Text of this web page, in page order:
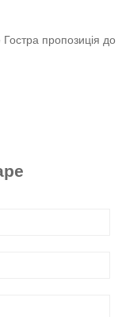
Гостра пропозиція до